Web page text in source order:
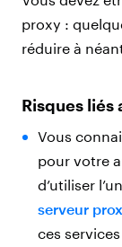
proxy :
réduire à
Risques
Vous
pour votre
d’utiliser
serveur
ces